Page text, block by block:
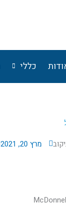
כללי
מרץ 20, 2021